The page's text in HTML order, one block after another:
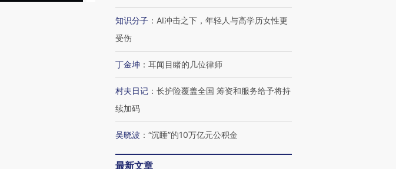
知识分子 ： AI冲击之下，年轻人与高学历女性更
受伤
丁金坤 ： 耳闻目睹的几位律师
村夫日记 ： 长护险覆盖全国 筹资和服务给予将持
续加码
吴晓波 ： “沉睡”的10万亿元公积金
最新文章